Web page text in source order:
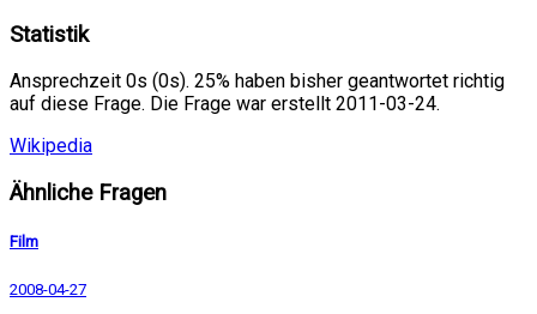
Statistik
Ansprechzeit 0s (0s). 25% haben bisher geantwortet richtig
auf diese Frage. Die Frage war erstellt 2011-03-24.
Wikipedia
Ähnliche Fragen
Film
2008-04-27